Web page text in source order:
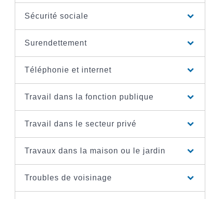
Sécurité sociale
Surendettement
Téléphonie et internet
Travail dans la fonction publique
Travail dans le secteur privé
Travaux dans la maison ou le jardin
Troubles de voisinage